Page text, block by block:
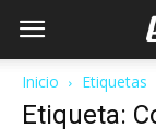
Inicio Etiquetas
Etiqueta: